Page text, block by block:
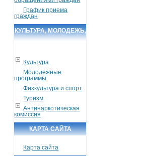
График приема
граждан
КУЛЬТУРА, МОЛОДЕЖЬ,
Культура
Молодежные
программы
Физкультура и спорт
Туризм
Антинаркотическая
комиссия
КАРТА САЙТА
Карта сайта